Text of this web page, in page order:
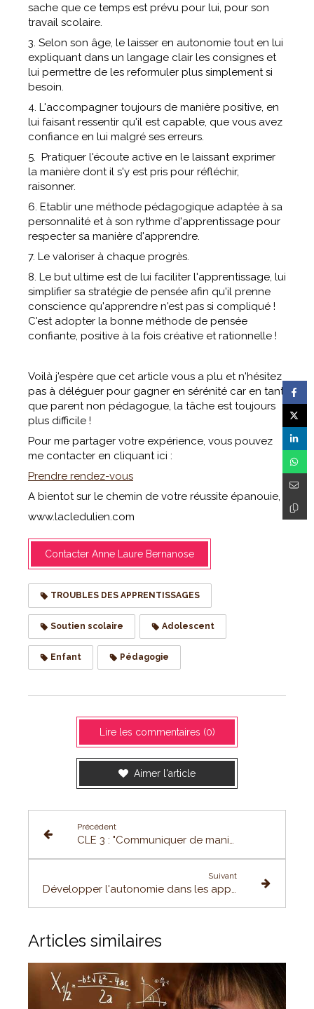
sache que ce temps est prévu pour lui, pour son
travail scolaire.
3. Selon son âge, le laisser en autonomie tout en lui
expliquant dans un langage clair les consignes et
lui permettre de les reformuler plus simplement si
besoin.
4. L'accompagner toujours de manière positive, en
lui faisant ressentir qu'il est capable, que vous avez
confiance en lui malgré ses erreurs.
5. Pratiquer l'écoute active en le laissant exprimer
la manière dont il s'y est pris pour réfléchir,
raisonner.
6. Etablir une méthode pédagogique adaptée à sa
personnalité et à son rythme d'apprentissage pour
respecter sa manière d'apprendre.
7. Le valoriser à chaque progrès.
8. Le but ultime est de lui faciliter l'apprentissage, lui
simplifier sa stratégie de pensée afin qu'il prenne
conscience qu'apprendre n'est pas si compliqué !
C'est adopter la bonne méthode de pensée
confiante, positive à la fois créative et rationnelle !
Voilà j'espère que cet article vous a plu et n'hésitez
pas à déléguer pour gagner en sérénité car en tant
que parent non pédagogue, la tâche est toujours
plus difficile !
Pour me partager votre expérience, vous pouvez
me contacter en cliquant ici :
Prendre rendez-vous
A bientot sur le chemin de votre réussite épanouie,
www.lacledulien.com
Contacter Anne Laure Bernanose
TROUBLES DES APPRENTISSAGES
Soutien scolaire Adolescent
Enfant Pédagogie
Lire les commentaires (0)
Aimer l'article
Précédent
CLE 3 : "Communiquer de manière positive avec ses proches et l'enseignant"
Suivant
Développer l'autonomie dans les apprentissages !
Articles similaires